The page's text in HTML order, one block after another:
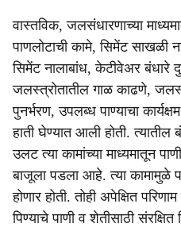
वास्तविक, जलसंधारणाच्या
पाणलोटाची कामे, सिमेंट साखळी
सिमेंट नालाबांध, केटीवेअर बंधारे
जलस्त्रोतातील गाळ काढणे,
पुनर्भरण, उपलब्ध पाण्याचा
हाती घेण्यात आली होती. त्यातील
उलट त्या कामांच्या माध्यमातून
बाजूला पडला आहे. त्या कामामुळे
होणार होती. तोही अपेक्षित
पिण्याचे पाणी व शेतीसाठी